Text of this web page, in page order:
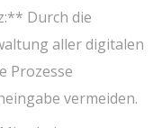
Durch die
aller digitalen
Prozesse
vermeiden.